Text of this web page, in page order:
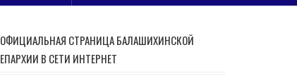
ОФИЦИАЛЬНАЯ СТРАНИЦА БАЛАШИХИНСКОЙ
ЕПАРХИИ В СЕТИ ИНТЕРНЕТ